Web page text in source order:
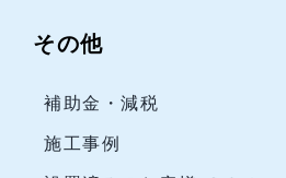
その他
補助金・減税
施工事例